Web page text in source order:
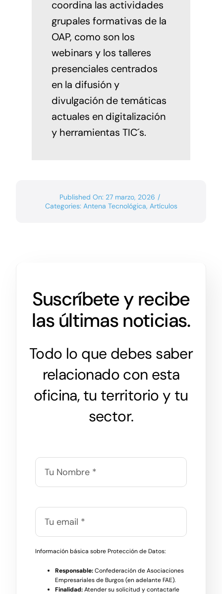
coordina las actividades
grupales formativas de la
OAP, como son los
webinars y los talleres
presenciales centrados
en la difusión y
divulgación de temáticas
actuales en digitalización
y herramientas TIC´s.
Published On: 27 marzo, 2026 /
Categories: Antena Tecnológica, Artículos
Suscríbete y recibe
las últimas noticias.
Todo lo que debes saber
relacionado con esta
oficina, tu territorio y tu
sector.
Información básica sobre Protección de Datos:
Responsable:Confederación de Asociaciones
Empresariales de Burgos (en adelante FAE).
Finalidad:Atender su solicitud y contactarle